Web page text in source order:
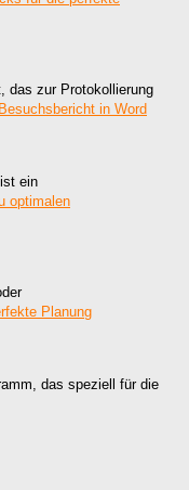
das zur Protokollierung
ein
das speziell für die